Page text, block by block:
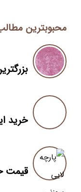
محبوبترین
قیمت